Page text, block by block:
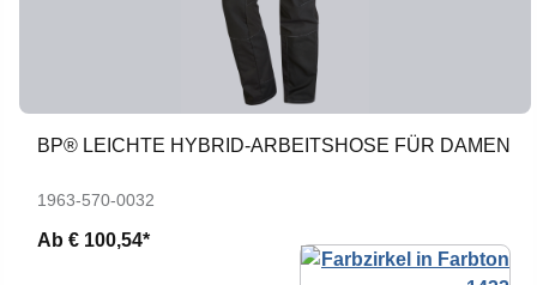
BP® LEICHTE HYBRID-ARBEITSHOSE FÜR DAMEN
1963-570-0032
Ab € 100,54*